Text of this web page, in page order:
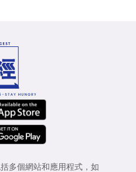
多個網站和應用程式，如